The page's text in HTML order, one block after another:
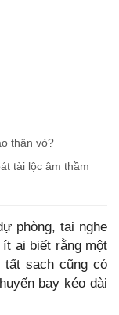
thân vỏ?
tài lộc âm thầm
phòng, tai nghe
ai biết rằng một
tất sạch cũng có
bay kéo dài